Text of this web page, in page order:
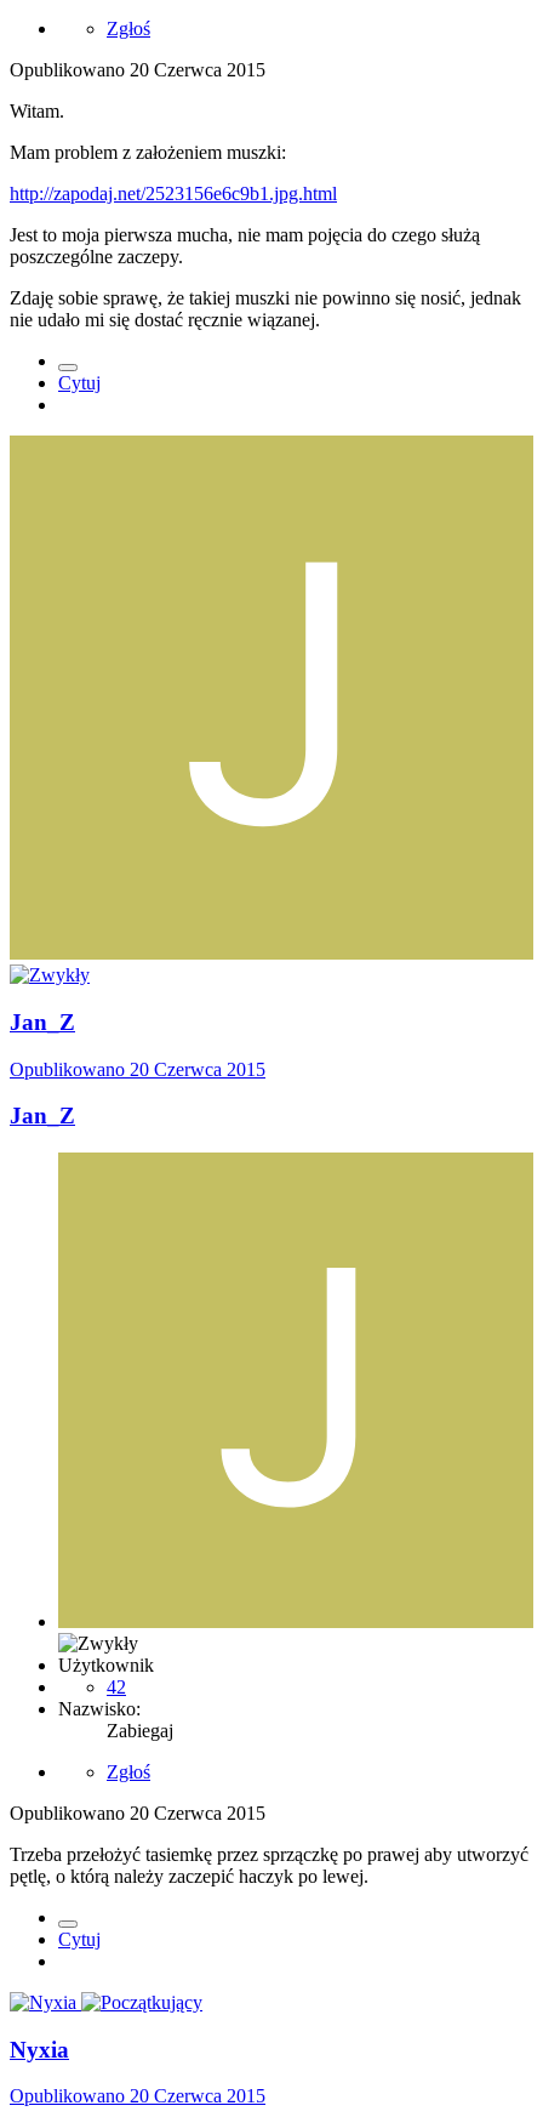
Zgłoś
Opublikowano 20 Czerwca 2015
Witam.
Mam problem z założeniem muszki:
http://zapodaj.net/2523156e6c9b1.jpg.html
Jest to moja pierwsza mucha, nie mam pojęcia do czego służą
poszczególne zaczepy.
Zdaję sobie sprawę, że takiej muszki nie powinno się nosić, jednak
nie udało mi się dostać ręcznie wiązanej.
Cytuj
Jan_Z
Opublikowano 20 Czerwca 2015
Jan_Z
Użytkownik
42
Nazwisko:
Zabiegaj
Zgłoś
Opublikowano 20 Czerwca 2015
Trzeba przełożyć tasiemkę przez sprzączkę po prawej aby utworzyć
pętlę, o którą należy zaczepić haczyk po lewej.
Cytuj
Nyxia
Opublikowano 20 Czerwca 2015